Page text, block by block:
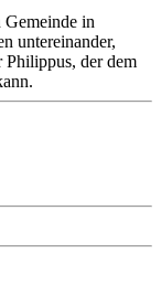
Gemeinde in
untereinander,
Philippus, der dem